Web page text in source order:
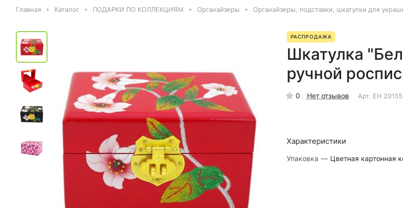
Главная Каталог ПОДАРКИ ПО КОЛЛЕКЦИЯМ Органайзеры Органайзеры, подставки, шкатулки для
РАСПРОДАЖА
Шкатулка
ручной
0 Нет отзывов Арт. EH
Характеристики
Упаковка — Цветная картонная